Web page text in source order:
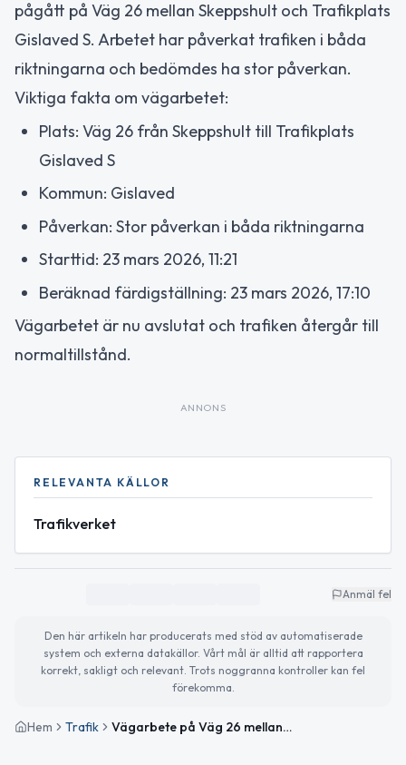
pågått på Väg 26 mellan Skeppshult och Trafikplats
Gislaved S. Arbetet har påverkat trafiken i båda
riktningarna och bedömdes ha stor påverkan.
Viktiga fakta om vägarbetet:
Plats: Väg 26 från Skeppshult till Trafikplats
Gislaved S
Kommun: Gislaved
Påverkan: Stor påverkan i båda riktningarna
Starttid: 23 mars 2026, 11:21
Beräknad färdigställning: 23 mars 2026, 17:10
Vägarbetet är nu avslutat och trafiken återgår till
normaltillstånd.
ANNONS
RELEVANTA KÄLLOR
Trafikverket
Anmäl fel
Den här artikeln har producerats med stöd av automatiserade
system och externa datakällor. Vårt mål är alltid att rapportera
korrekt, sakligt och relevant. Trots noggranna kontroller kan fel
förekomma.
Hem Trafik Vägarbete på Väg 26 mellan Skeppshult och Gislaved avslutat